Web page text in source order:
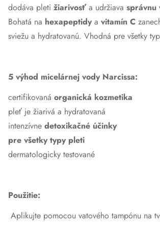
dodáva pleti žiarivosťa udržiava správnu
Bohatá na hexapeptidy a vitamín C
sviežu a hydratovanú. Vhodná pre všetky
5 výhod micelárnej vody Narcissa:
certifikovaná organická kozmetika
pleť je žiarivá a hydratovaná
intenzívne detoxikačné účinky
pre všetky typy pleti
dermatologicky testované
Použitie:
Aplikujte pomocou vatového tampónu na